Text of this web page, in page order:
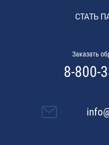
СТАТЬ
Заказать
8-800-